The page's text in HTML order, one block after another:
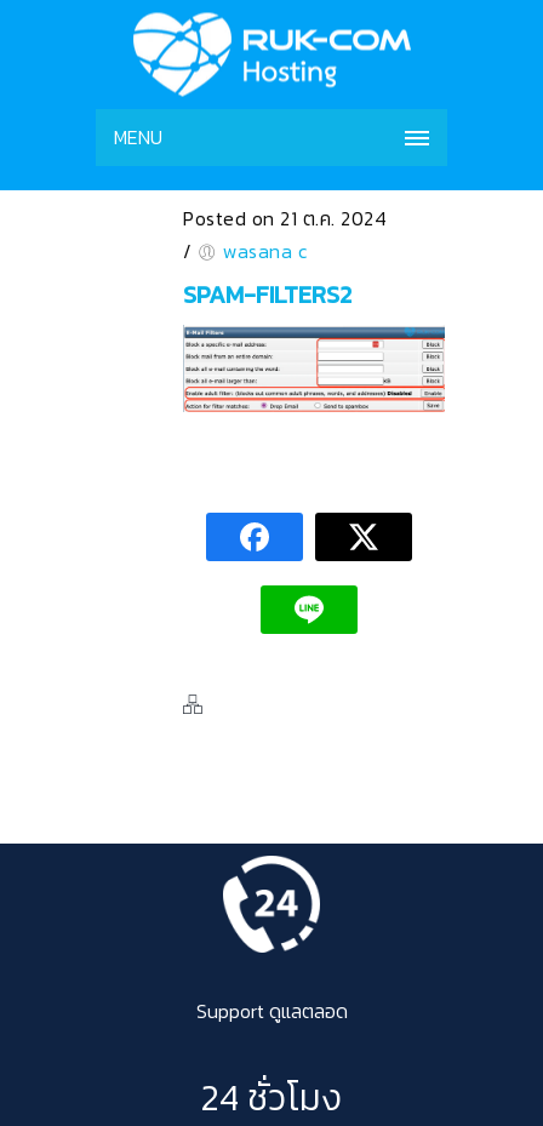
MENU
Posted on 21 ต.ค. 2024
/
wasana c
SPAM-FILTERS2
Support ดูแลตลอด
24 ชั่วโมง